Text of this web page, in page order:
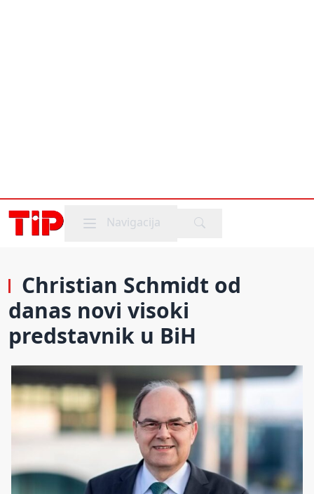
Mobile menu
Navigacija
Christian Schmidt od
danas novi visoki
predstavnik u BiH